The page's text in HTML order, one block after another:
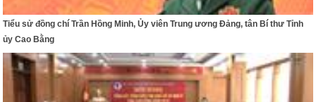
Tiểu sử đồng chí Trần Hồng Minh, Ủy viên Trung ương Đảng, tân Bí thư Tỉnh
ủy Cao Bằng